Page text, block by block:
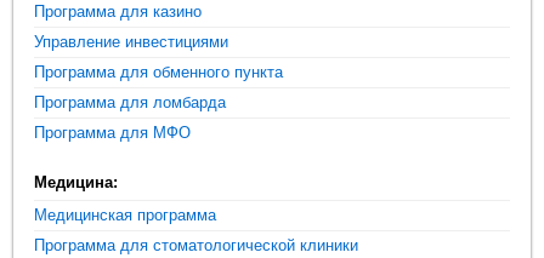
Программа для казино
Управление инвестициями
Программа для обменного пункта
Программа для ломбарда
Программа для МФО
Медицина:
Медицинская программа
Программа для стоматологической клиники